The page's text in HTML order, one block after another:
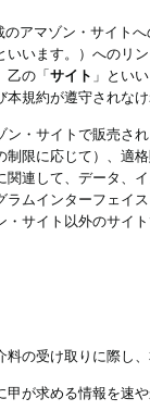
のアマゾン・サイト
いいます。）へのリ
乙の「サイト 」とい
規約が遵守されな
・サイトで販売さ
限に応じて）、適
連して、データ、
ムインターフェイ
サイト以外のサイ
の受け取りに際し
が求める情報を速